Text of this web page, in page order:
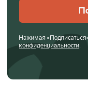
Нажимая
конфиденциальности.